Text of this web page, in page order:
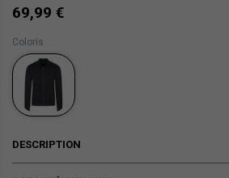
69,99 €
Coloris
DESCRIPTION